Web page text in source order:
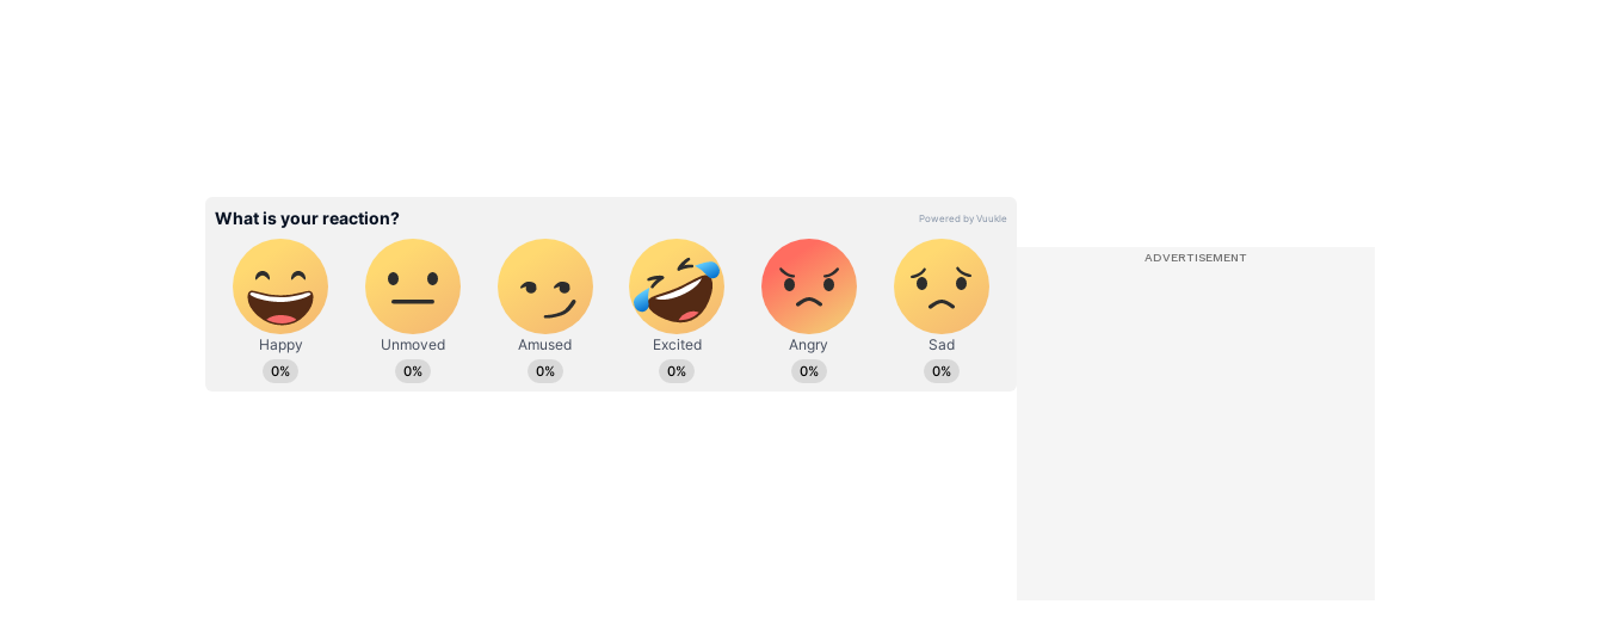
விமான நிலையம் வந்தவர் விஜிபி வழியாக சென்று பாஸ்போர்ட்டிற்கு முத்திரை
வைக்க முயற்சித்தார். அப்போது குடியேற்ற அலுவலக அதிகாரிகள் பொது
வழியில் வருமாறு அறிவுறுத்தி உள்ளனர். ஆனால், அதற்கு அவர் ஒப்புக்
மேலாக டிஜிட்டல் துறையில் பணியாற்றி வருகிறார். சமூக அக்கறை கொண்ட
விழிப்புணர்வு சார்ந்த செய்திகளுக்கு முக்கியத்துவம் கொடுப்பவர். Explained,
Opinion செய்திகளை எழுதுவதில் ஆர்வம் கொண்டவர்.